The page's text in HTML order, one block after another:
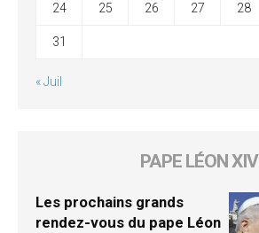
24 25 26 27 28
31
« Juil
PAPE LÉON XIV
Les prochains grands
rendez-vous du pape Léon